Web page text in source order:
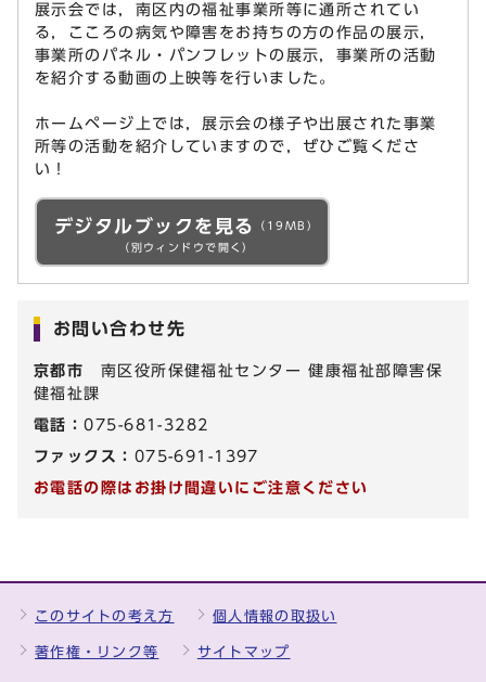
展示会では，南区内の福祉事業所等に通所されてい
る，こころの病気や障害をお持ちの方の作品の展示，
事業所のパネル・パンフレットの展示，事業所の活動
を紹介する動画の上映等を行いました。
ホームページ上では，展示会の様子や出展された事業
所等の活動を紹介していますので，ぜひご覧くださ
い！
デジタルブックを見る
（19MB）
（別ウィンドウで開く）
お問い合わせ先
京都市 南区役所保健福祉センター 健康福祉部障害保
健福祉課
電話：075-681-3282
ファックス： 075-691-1397
お電話の際はお掛け間違いにご注意ください
このサイトの考え方 個人情報の取扱い
著作権・リンク等 サイトマップ